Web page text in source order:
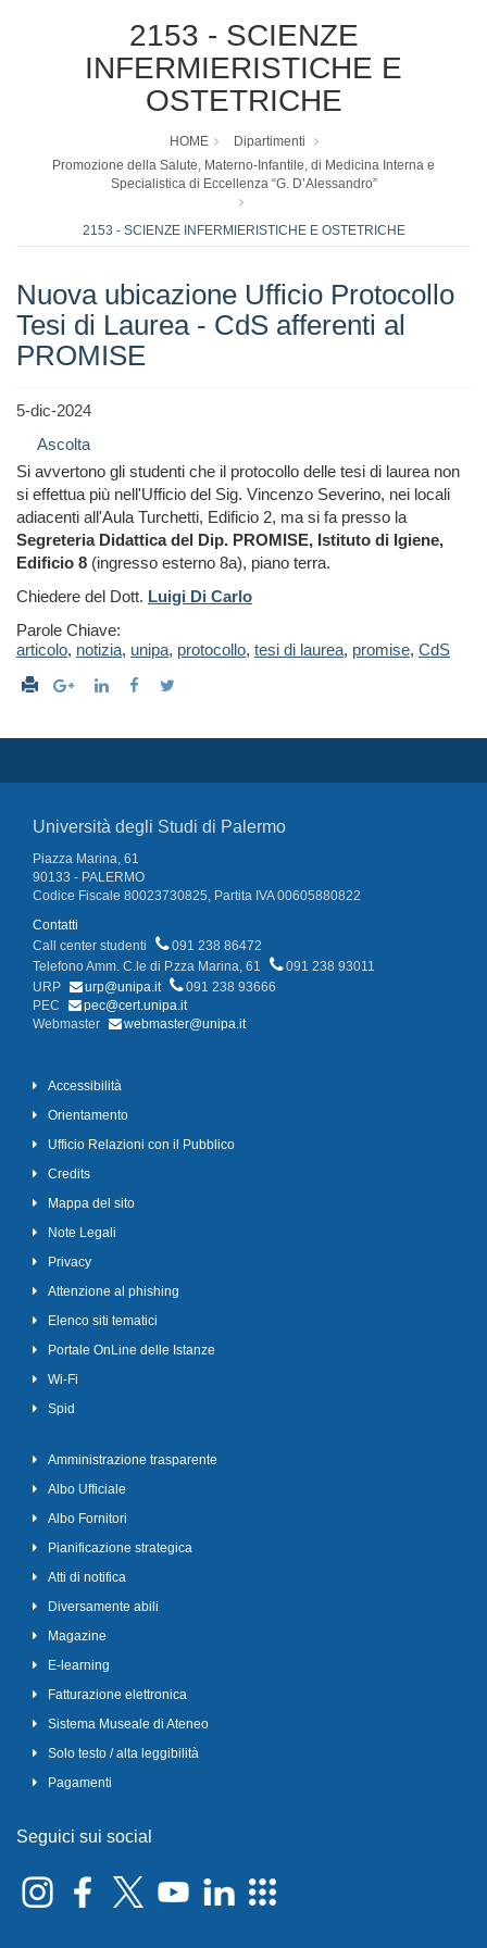
2153 - SCIENZE
INFERMIERISTICHE E
OSTETRICHE
HOME
Dipartimenti
Promozione della Salute, Materno-Infantile, di Medicina Interna e
Specialistica di Eccellenza “G. D’Alessandro”
2153 - SCIENZE INFERMIERISTICHE E OSTETRICHE
Nuova ubicazione Ufficio Protocollo
Tesi di Laurea - CdS afferenti al
PROMISE
5-dic-2024
Ascolta
Si avvertono gli studenti che il protocollo delle tesi di laurea non
si effettua più nell'Ufficio del Sig. Vincenzo Severino, nei locali
adiacenti all'Aula Turchetti, Edificio 2, ma si fa presso la
Segreteria Didattica del Dip. PROMISE, Istituto di Igiene,
Edificio 8 (ingresso esterno 8a), piano terra.
Chiedere del Dott. Luigi Di Carlo
Parole Chiave:
articolo, notizia, unipa, protocollo, tesi di laurea, promise, CdS
Università degli Studi di Palermo
Piazza Marina, 61
90133 - PALERMO
Codice Fiscale 80023730825, Partita IVA 00605880822
Contatti
Call center studenti
091 238 86472
Telefono Amm. C.le di P.zza Marina, 61
091 238 93011
URP
urp@unipa.it
091 238 93666
PEC
pec@cert.unipa.it
Webmaster
webmaster@unipa.it
Accessibilità
Orientamento
Ufficio Relazioni con il Pubblico
Credits
Mappa del sito
Note Legali
Privacy
Attenzione al phishing
Elenco siti tematici
Portale OnLine delle Istanze
Wi-Fi
Spid
Amministrazione trasparente
Albo Ufficiale
Albo Fornitori
Pianificazione strategica
Atti di notifica
Diversamente abili
Magazine
E-learning
Fatturazione elettronica
Sistema Museale di Ateneo
Solo testo / alta leggibilità
Pagamenti
Seguici sui social